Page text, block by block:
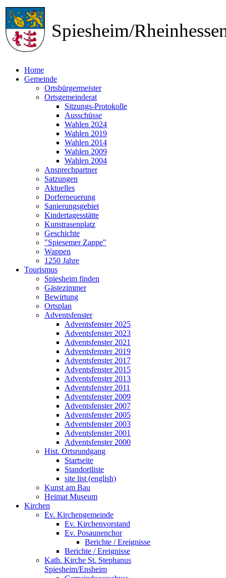
Spiesheim/
Home
Gemeinde
Ortsbürgermeister
Ortsgemeinderat
Sitzungs-Protokolle
Ausschüsse
Wahlen 2024
Wahlen 2019
Wahlen 2014
Wahlen 2009
Wahlen 2004
Ansprechpartner
Satzungen
Aktuelles
Dorferneuerung
Sanierungsgebiet
Kindertagesstätte
Kunstrasenplatz
Geschichte
"Spiesemer Zappe"
Wappen
1250 Jahre
Tourismus
Spiesheim finden
Gästezimmer
Bewirtung
Ortsplan
Adventsfenster
Adventsfenster 2025
Adventsfenster 2023
Adventsfenster 2021
Adventsfenster 2019
Adventsfenster 2017
Adventsfenster 2015
Adventsfenster 2013
Adventsfenster 2011
Adventsfenster 2009
Adventsfenster 2007
Adventsfenster 2005
Adventsfenster 2003
Adventsfenster 2001
Adventsfenster 2000
Hist. Ortsrundgang
Startseite
Standortliste
site list (english)
Kunst am Bau
Heimat Museum
Kirchen
Ev. Kirchengemeinde
Ev. Kirchenvorstand
Ev. Posaunenchor
Berichte / Ereignisse
Berichte / Ereignisse
Kath. Kirche St. Stephanus
Spiesheim/Ensheim